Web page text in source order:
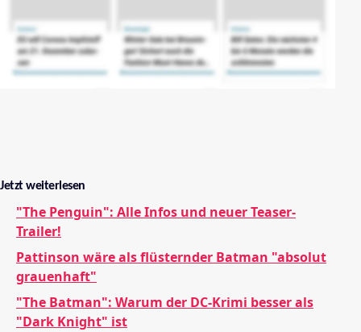
Jetzt weiterlesen
"The Penguin": Alle Infos und neuer Teaser-
Trailer!
Pattinson wäre als flüsternder Batman "absolut
grauenhaft"
"The Batman": Warum der DC-Krimi besser als
"Dark Knight" ist